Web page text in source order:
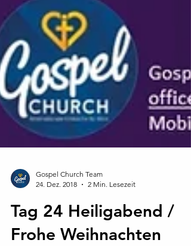
Gospel Church Team
24. Dez. 2018
2 Min. Lesezeit